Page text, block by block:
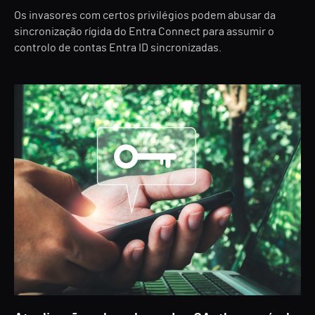
Os invasores com certos privilégios podem abusar da
sincronização rígida do Entra Connect para assumir o
controlo de contas Entra ID sincronizadas.